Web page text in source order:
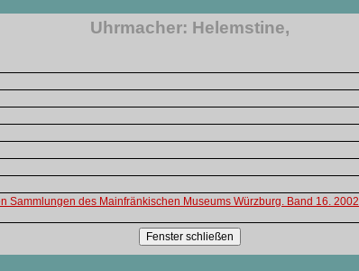
Uhrmacher: Helemstine,
Sammlungen des Mainfränkischen Museums Würzburg. Band 16. 2002